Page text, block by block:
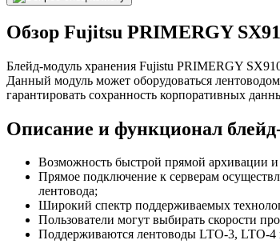
Обзор Fujitsu PRIMERGY
Блейд-модуль хранения Fujistu PRIMERGY
Данный модуль может оборудоваться
гарантировать сохранность корпоративных
Описание и функционал
Возможность быстрой прямой архивации
Прямое подключение к серверам
лентовода;
Широкий спектр поддерживаемых
Пользователи могут выбирать скорости
Поддерживаются лентоводы LTO-3, LTO-4